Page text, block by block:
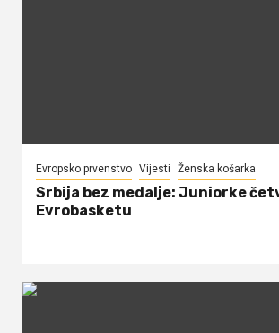
Evropsko prvenstvo Vijesti Ženska košarka
Srbija bez medalje: Juniorke
Evrobasketu